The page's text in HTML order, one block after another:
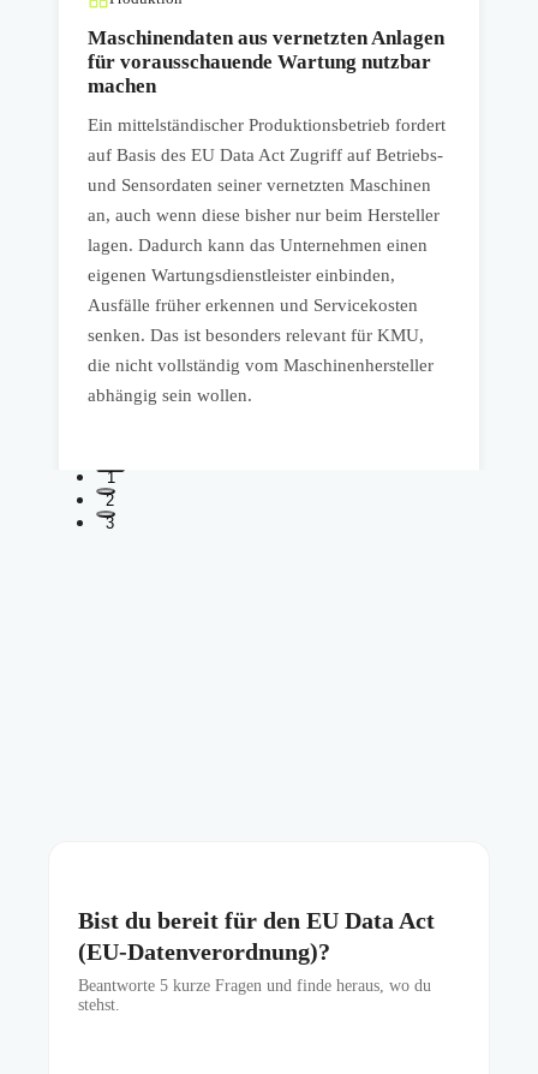
Maschinendaten aus vernetzten Anlagen
für vorausschauende Wartung nutzbar
machen
Ein mittelständischer Produktionsbetrieb fordert
auf Basis des EU Data Act Zugriff auf Betriebs-
und Sensordaten seiner vernetzten Maschinen
an, auch wenn diese bisher nur beim Hersteller
lagen. Dadurch kann das Unternehmen einen
eigenen Wartungsdienstleister einbinden,
Ausfälle früher erkennen und Servicekosten
senken. Das ist besonders relevant für KMU,
die nicht vollständig vom Maschinenhersteller
abhängig sein wollen.
1
2
3
Bist du bereit für den EU Data Act
(EU-Datenverordnung)?
Beantworte 5 kurze Fragen und finde heraus, wo du
stehst.